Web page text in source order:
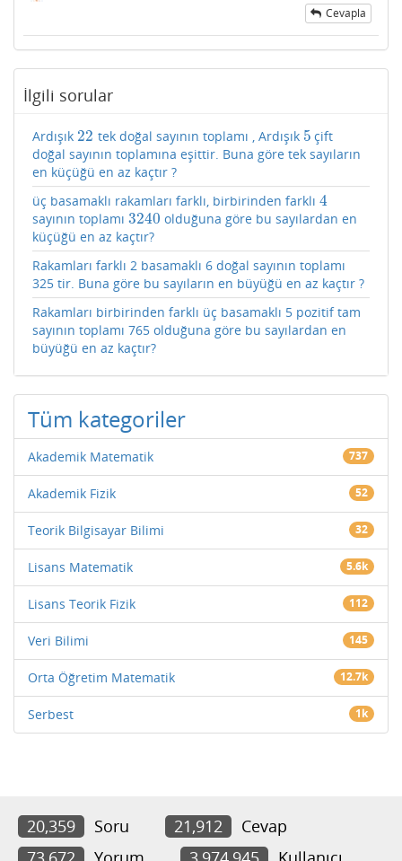
Cevapla
İlgili sorular
Ardışık 22
22 tek doğal sayının toplamı , Ardışık 5
5 çift
doğal sayının toplamına eşittir. Buna göre tek sayıların
en küçüğü en az kaçtır ?
üç basamaklı rakamları farklı, birbirinden farklı 4
4
sayının toplamı 3240
3240 olduğuna göre bu sayılardan en
küçüğü en az kaçtır?
Rakamları farklı 2 basamaklı 6 doğal sayının toplamı
325 tir. Buna göre bu sayıların en büyüğü en az kaçtır ?
Rakamları birbirinden farklı üç basamaklı 5 pozitif tam
sayının toplamı 765 olduğuna göre bu sayılardan en
büyüğü en az kaçtır?
Tüm kategoriler
Akademik Matematik 737
Akademik Fizik 52
Teorik Bilgisayar Bilimi 32
Lisans Matematik 5.6k
Lisans Teorik Fizik 112
Veri Bilimi 145
Orta Öğretim Matematik 12.7k
Serbest 1k
20,359 Soru 21,912
Cevap